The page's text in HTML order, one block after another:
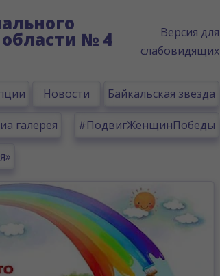
№ 4
Версия для
слабовидящих
Новости Байкальская звезда
галерея #ПодвигЖенщинПобеды